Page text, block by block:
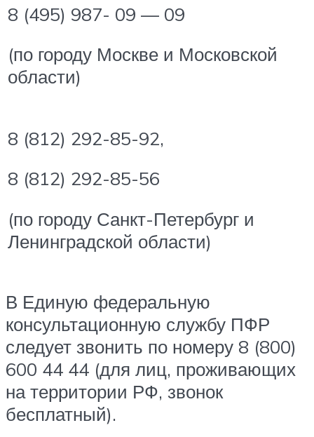
8 (495) 987- 09 — 09
(по городу Москве и Московской
области)
8 (812) 292-85-92,
8 (812) 292-85-56
(по городу Санкт-Петербург и
Ленинградской области)
В Единую федеральную
консультационную службу ПФР
следует звонить по номеру 8 (800)
600 44 44 (для лиц, проживающих
на территории РФ, звонок
бесплатный).